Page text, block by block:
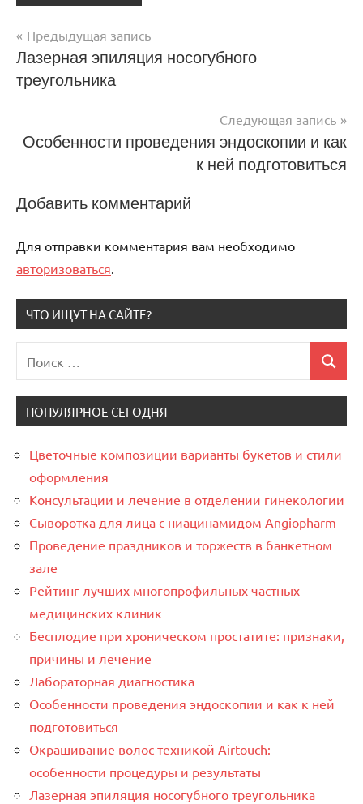
Навигация
по
Предыдущая запись
Лазерная эпиляция носогубного
треугольника
Следующая запись
Особенности проведения эндоскопии и как
к ней подготовиться
Добавить комментарий
Для отправки комментария вам необходимо
авторизоваться.
ЧТО ИЩУТ НА САЙТЕ?
для:
Поиск
ПОПУЛЯРНОЕ СЕГОДНЯ
Цветочные композиции варианты букетов и стили
оформления
Консультации и лечение в отделении гинекологии
Сыворотка для лица с ниацинамидом Angiopharm
Проведение праздников и торжеств в банкетном
зале
Рейтинг лучших многопрофильных частных
медицинских клиник
Бесплодие при хроническом простатите: признаки,
причины и лечение
Лабораторная диагностика
Особенности проведения эндоскопии и как к ней
подготовиться
Окрашивание волос техникой Airtouch:
особенности процедуры и результаты
Лазерная эпиляция носогубного треугольника